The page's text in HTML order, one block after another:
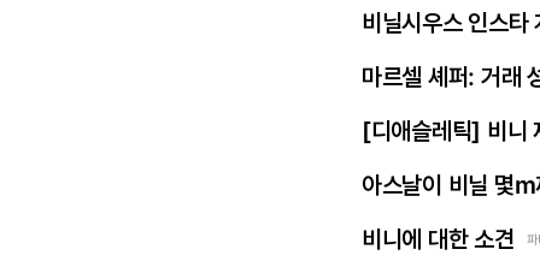
비닐시우스 인스타
마르셀 셰퍼: 거래
[디애슬레틱] 비니
아스날이 비닐 몇
비니에 대한 소견